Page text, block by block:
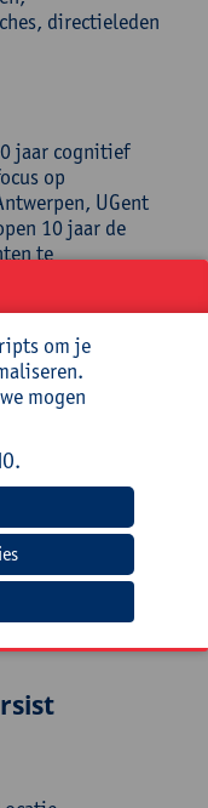
directieleden
jaar cognitief
op
UGent
10 jaar de
te
en de zorg voor
29 73,
om je
mogen